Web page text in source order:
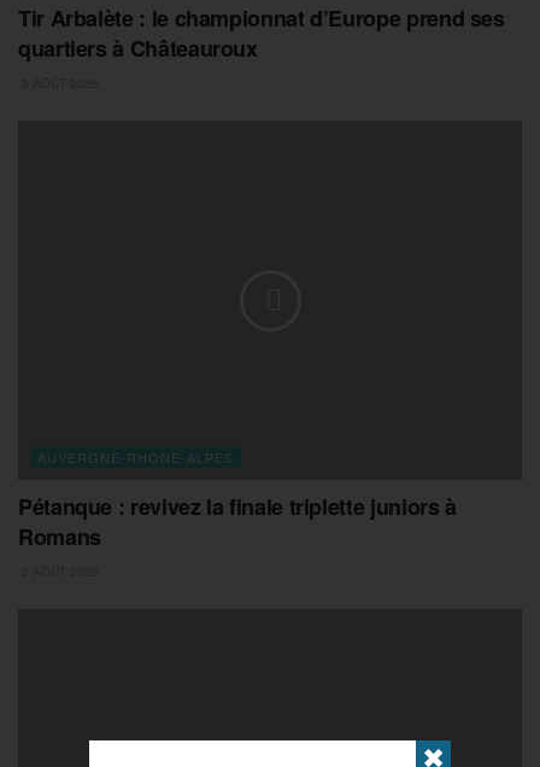
Tir Arbalète : le championnat d’Europe prend ses
quartiers à Châteauroux
AUVERGNE-RHONE-ALPES
Pétanque : revivez la finale triplette juniors à
Romans
✖